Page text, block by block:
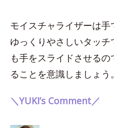
モイスチャライザーは手
ゆっくりやさしいタッ
も手をスライドさせる
ることを意識しましょう。
＼YUKI’s Comment／